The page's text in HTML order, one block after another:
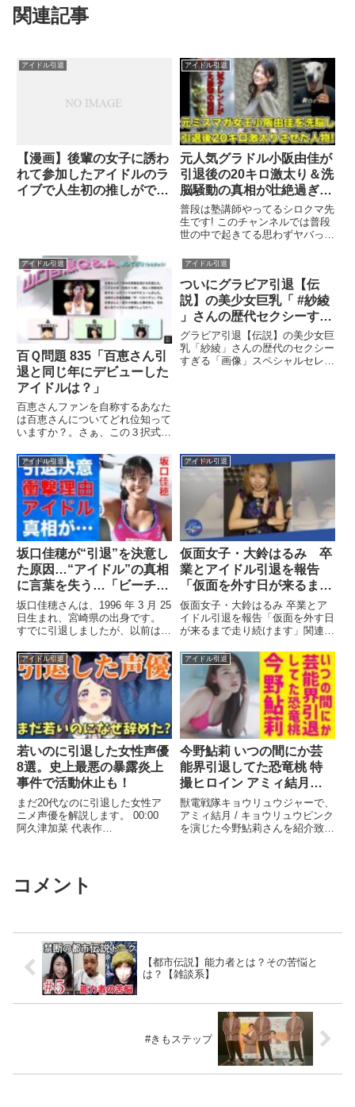
関連記事
アイドル引退
【漫画】後輩の女子に誘わ
れて参加したアイドルのラ
イブで人生初の推しができ
日、俺の高校のクラスに推
しだった彼女が転校してき
た！？
アイドル引退
元人気グラドル小阪由佳が
引退後の20キロ激太り＆洗
脳騒動の真相が壮絶過ぎ
た…!【アイドル・ミスマ
ガジン・グラビア・芸能
人・芸能界・スピリチュア
普段は塾講師やってるシロクマ先
生です! このチャンネルでは普段
世の中で起きてる思わずヤバっと
...関連ツイート
アイドル引退
百Ｑ問題 835「百恵さん引
退と同じ年にデビューした
アイドルは？」
百恵さんファンを自称するあなた
は百恵さんについてどれ位知って
いますか？。さぁ、この３択式の
イート
アイドル引退
ついにグラビア引退【伝
説】の美少女巨乳「 #紗綾
」さんの歴代セクシーすぎ
る「画像」スペシャルセレ
クション特集 #完全保存
版 #ジュニアアイドル
グラビア引退【伝説】の美少女巨
乳「紗綾」さんの歴代のセクシー
すぎる「画像」スペシャルセレク
アイドル引退
坂口佳穂が“引退”を決意し
た原因…“アイドル”の真相
に言葉を失う…「ビーチバ
レー」で活躍した元選手の
現在の結婚生活に驚きを隠
せない…
坂口佳穂さんは、1996 年 3 月 25
日生まれ、宮崎県の出身です。
すでに引退しましたが、以前はビ
...
アイドル引退
仮面女子・大鈴はるみ 卒
業とアイドル引退を報告
「仮面を外す日が来るまで
走り続けます」
仮面女子・大鈴はるみ 卒業とア
イドル引退を報告「仮面を外す日
が来るまで走り続けます」関連ツ
アイドル引退
若いのに引退した女性声優
8選。史上最悪の暴露炎上
事件で活動休止も！
まだ20代なのに引退した女性ア
ニメ声優を解説します。 00:00
阿久津加菜 代表作
アイドル引退
今野鮎莉 いつの間にか芸
能界引退してた恐竜桃 特
撮ヒロイン アミィ結月
キョウリュウピンク グラ
ビア アイドル 女優 獣電戦
隊キョウリュウジャー
獣電戦隊キョウリュウジャーで、
アミィ結月 / キョウリュウピンク
を演じた今野鮎莉さんを紹介致し
コメント
【都市伝説】能力者とは？その苦悩と
は？【雑談系】
#きもステップ